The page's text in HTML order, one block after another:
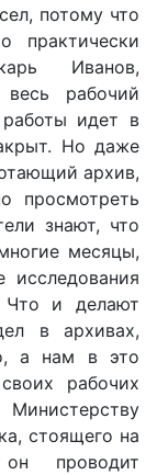
потому что
практически
Иванов,
весь рабочий
идет в
Но даже
архив,
просмотреть
знают, что
месяцы,
исследования
Что и делают
в архивах,
а нам в это
рабочих
стоящего на
проводит